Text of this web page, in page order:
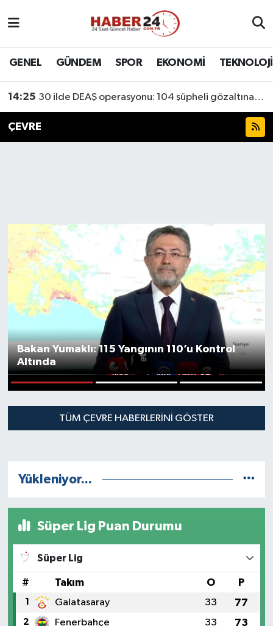
GENEL GÜNDEM SPOR EKONOMİ TEKNOLOJİ
14:25 30 ilde DEAŞ operasyonu: 104 şüpheli gözaltına alındı
ÇEVRE
Bakan Yumaklı: 115 Yangının 110’u Kontrol
Altında
TÜM ÇEVRE HABERLERINI GÖSTER
Yükleniyor...
Süper Lig Puan Durumu
Süper Lig
# Takım O P
1 Galatasaray 33 77
2 Fenerbahçe 33 73
Nöbetçi Eczaneler
Son Dakika Haberleri
Haber Arşivi